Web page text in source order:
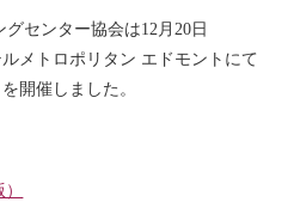
センター協会は12月20日
メトロポリタン エドモントにて
開催しました。